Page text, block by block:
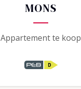
MONS
Appartement te koop